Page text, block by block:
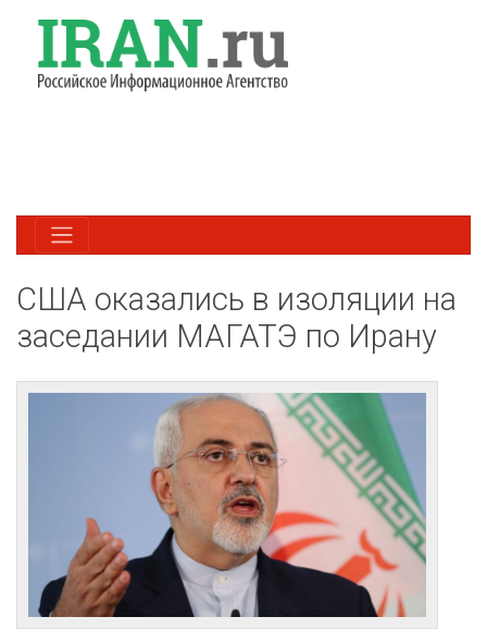
США оказались в изоляции на
заседании МАГАТЭ по Ирану